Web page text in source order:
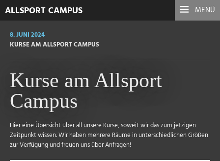
MENÜ
ALLSPORT CAMPUS
8. JUNI 2024
KURSE AM ALLSPORT CAMPUS
Kurse am Allsport
Campus
Hier eine Übersicht über all unsere Kurse, soweit wir das zum jetzigen
Zeitpunkt wissen. Wir haben mehrere Räume in unterschiedlichen Größen
zur Verfügung und freuen uns über Anfragen!